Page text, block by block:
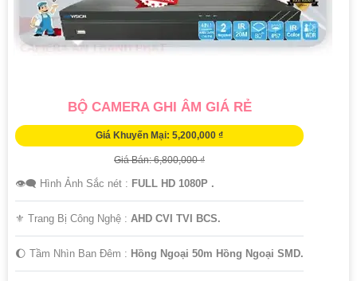
BỘ CAMERA GHI ÂM GIÁ RẺ
Giá Khuyến Mại: 5,200,000 ₫
Giá Bán: 6,800,000 ₫
👁️‍🗨 Hình Ảnh Sắc nét : FULL HD 1080P .
⚜️ Trang Bị Công Nghệ : AHD CVI TVI BCS.
🌔 Tầm Nhìn Ban Đêm : Hồng Ngoại 50m Hồng Ngoại SMD.